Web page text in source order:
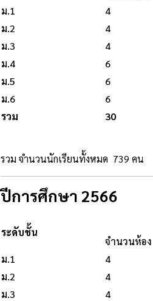
ม.1
4
ม.2
4
ม.3
4
ม.4
6
ม.5
6
ม.6
6
รวม
30
รวม จำนวนนักเรียนทั้งหมด 739 คน
ปีการศึกษา 2566
ระดับชั้น
จำนวนห้อง
ม.1
4
ม.2
4
ม.3
4